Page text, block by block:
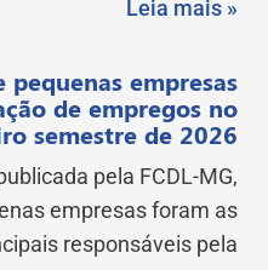
Leia mais »
pequenas empresas
de empregos no
semestre de 2026
pela FCDL-MG,
empresas foram as
responsáveis pela